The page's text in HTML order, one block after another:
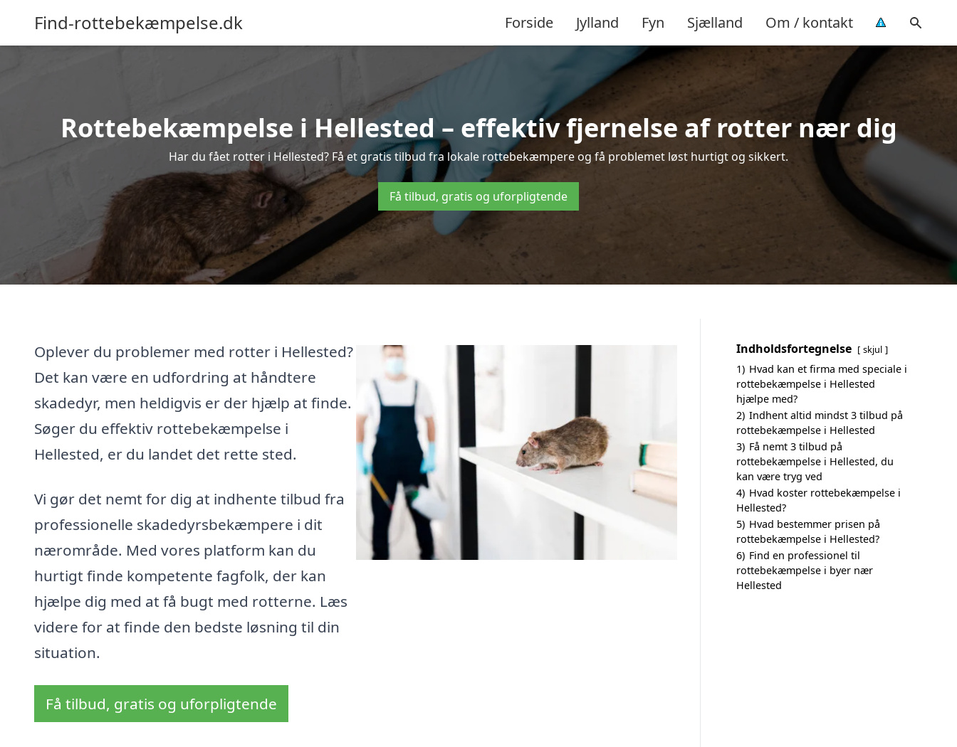
Find-rottebekæmpelse.dk Forside Jylland Fyn Sjælland Om / kontakt
Rottebekæmpelse i Hellested – effektiv fjernelse af rotter nær dig
Har du fået rotter i Hellested? Få et gratis tilbud fra lokale rottebekæmpere og få problemet løst hurtigt og sikkert.
Få tilbud, gratis og uforpligtende
Oplever du problemer med rotter i Hellested?
Det kan være en udfordring at håndtere
skadedyr, men heldigvis er der hjælp at finde.
Søger du effektiv rottebekæmpelse i
Hellested, er du landet det rette sted.
Vi gør det nemt for dig at indhente tilbud fra
professionelle skadedyrsbekæmpere i dit
nærområde. Med vores platform kan du
hurtigt finde kompetente fagfolk, der kan
hjælpe dig med at få bugt med rotterne. Læs
videre for at finde den bedste løsning til din
situation.
Få tilbud, gratis og uforpligtende
Indholdsfortegnelse skjul
1) Hvad kan et firma med speciale i
rottebekæmpelse i Hellested
hjælpe med?
2) Indhent altid mindst 3 tilbud på
rottebekæmpelse i Hellested
3) Få nemt 3 tilbud på
rottebekæmpelse i Hellested, du
kan være tryg ved
4) Hvad koster rottebekæmpelse i
Hellested?
5) Hvad bestemmer prisen på
rottebekæmpelse i Hellested?
6) Find en professionel til
rottebekæmpelse i byer nær
Hellested